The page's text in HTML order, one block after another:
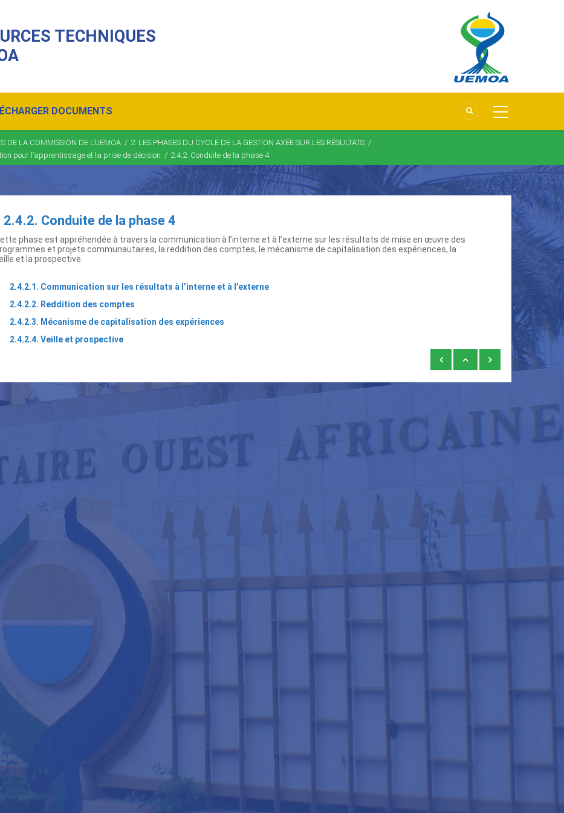
TECHNIQUES
DOCUMENTS
DE LA COMMISSION DE L’UEMOA / 2. LES PHASES DU CYCLE DE LA GESTION AXÉE SUR LES RÉSULTATS /
pour l’apprentissage et la prise de décision / 2.4.2. Conduite de la phase 4
2.4.2. Conduite de la phase 4
phase est appréhendée à travers la communication à l’interne et à l’externe sur les résultats de mise en œuvre des
et projets communautaires, la reddition des comptes, le mécanisme de capitalisation des expériences, la
et la prospective.
2.4.2.1. Communication sur les résultats à l’interne et à l’externe
2.4.2.2. Reddition des comptes
2.4.2.3. Mécanisme de capitalisation des expériences
2.4.2.4. Veille et prospective
phase